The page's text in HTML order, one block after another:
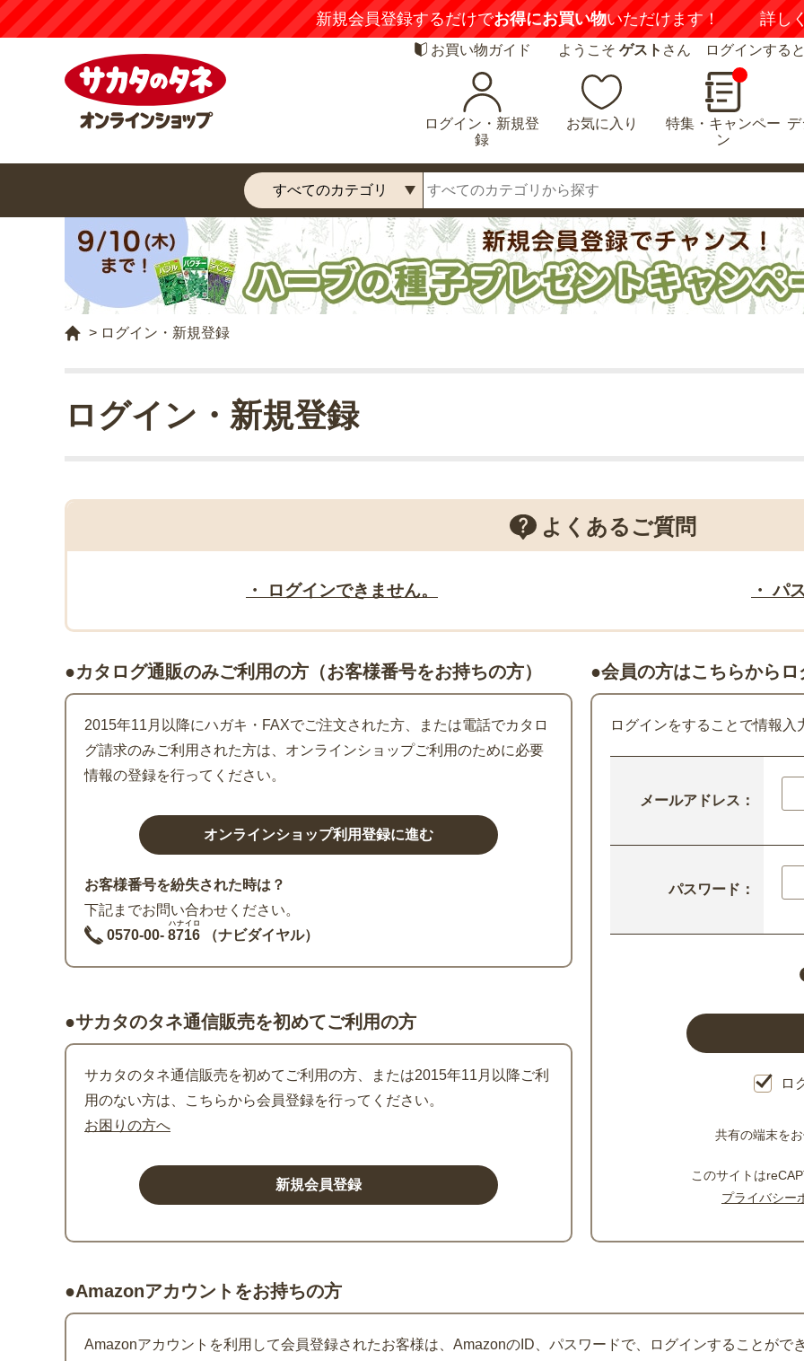
新規会員登録するだけでお得にお買い物いただけます！ 詳しくはこちら
お買い物ガイド ようこそ ゲスト さん ログインする
ログイン・新規登
録
お気に入り
特集・キャンペー
ン
> ログイン・新規登録
ログイン・新規登録
よくあるご質問
・ ログインできません。 ・ パ
●カタログ通販のみご利用の方（お客様番号をお持ちの方）
2015年11月以降にハガキ・FAXでご注文された方、または電話でカタロ
グ請求のみご利用された方は、オンラインショップご利用のために必要
情報の登録を行ってください。
お客様番号を紛失された時は？
下記までお問い合わせください。
0570-00- 8716
ハナイロ
（ナビダイヤル）
●サカタのタネ通信販売を初めてご利用の方
サカタのタネ通信販売を初めてご利用の方、または2015年11月以降ご利
用のない方は、こちらから会員登録を行ってください。
お困りの方へ
●会員の方はこちらから
ログインをすることで情報
メールアドレス：
パスワード：
ロ
共有の端末を
このサイトは
プライバシー
●Amazonアカウントをお持ちの方
Amazonアカウントを利用して会員登録されたお客様は、AmazonのID、パスワードで、ログインすることがで